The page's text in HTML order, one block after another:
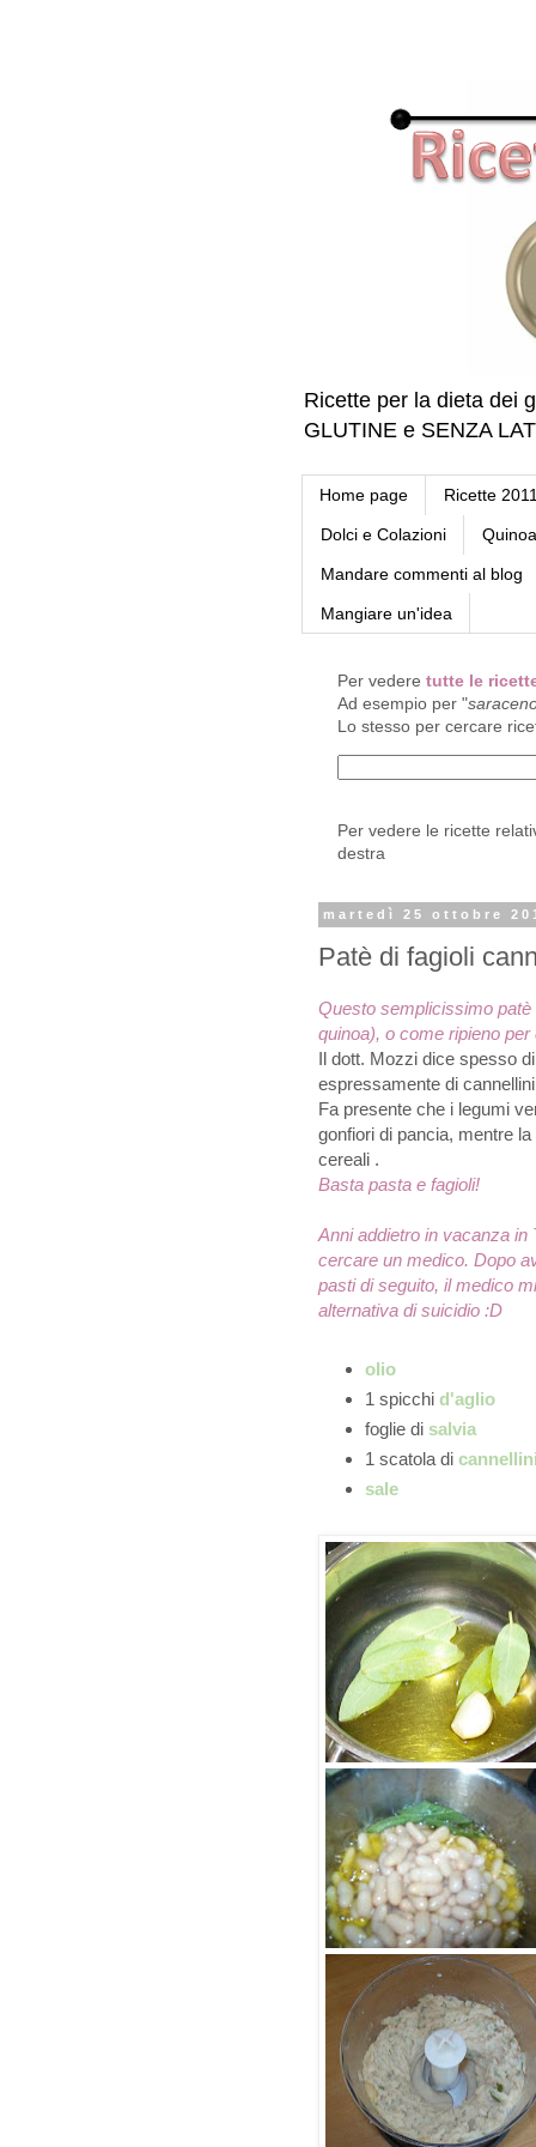
Ricette per la dieta dei
GLUTINE e SENZA
Home page Ricette
Dolci e Colazioni Quinoa
Mandare commenti al blog
Mangiare un'idea
Per vedere tutte le
Ad esempio per "
Lo stesso per cercare
Per vedere le ricette
destra
martedì 25 ottobre
Patè di fagioli
Questo semplicissimo patè
quinoa), o come ripieno per
Il dott. Mozzi dice spesso
espressamente di
Fa presente che i legumi
gonfiori di pancia, mentre
cereali .
Basta pasta e fagioli!
Anni addietro in vacanza
cercare un medico. Dopo
pasti di seguito, il medico
alternativa di suicidio :D
olio
1 spicchi d'aglio
foglie di salvia
1 scatola di
sale